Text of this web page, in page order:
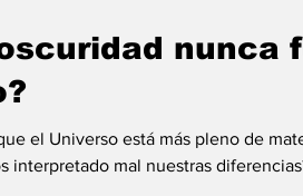
nunca
el Universo está más pleno de
interpretado mal nuestras